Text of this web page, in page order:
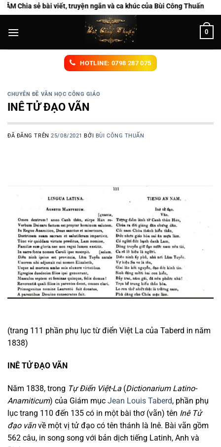
Chuyển
đến
nội
bài viết, truyện ngắn và ca khúc của Bùi Công Thuấn
0
HOTLINE: 0798 287 075
CHUYÊN ĐỀ VĂN HỌC CÔNG GIÁO
INÊ TỬ ĐẠO VÃN
ĐÃ ĐĂNG TRÊN25/08/2021 BỞI BÙI CÔNG THUẤN
(trang 111 phần phụ lục từ điển Việt La của Taberd in năm
1838)
INÊ TỬ ĐẠO VÃN
Năm 1838, trong Tự Điển Việt-La (Dictionarium Latino-
Anamiticum) của Giám mục Jean Louis Taberd, phần phụ
lục trang 110 đến 135 có in một bài thơ (vãn) tên Inê Tử
đạo vãnvề một vị tử đạo có tên thánh là Inê. Bài vãn gồm
562 câu, in song song với bản dịch tiếng Latinh, Anh và